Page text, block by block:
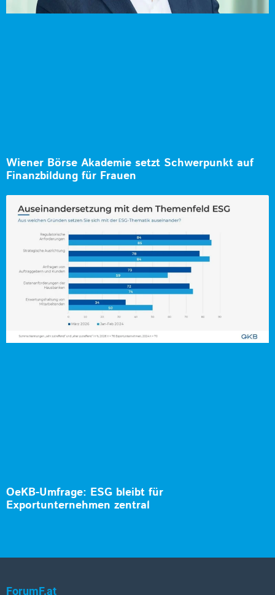
Wiener Börse Akademie setzt Schwerpunkt auf
Finanzbildung für Frauen
OeKB-Umfrage: ESG bleibt für
Exportunternehmen zentral
ForumF.at